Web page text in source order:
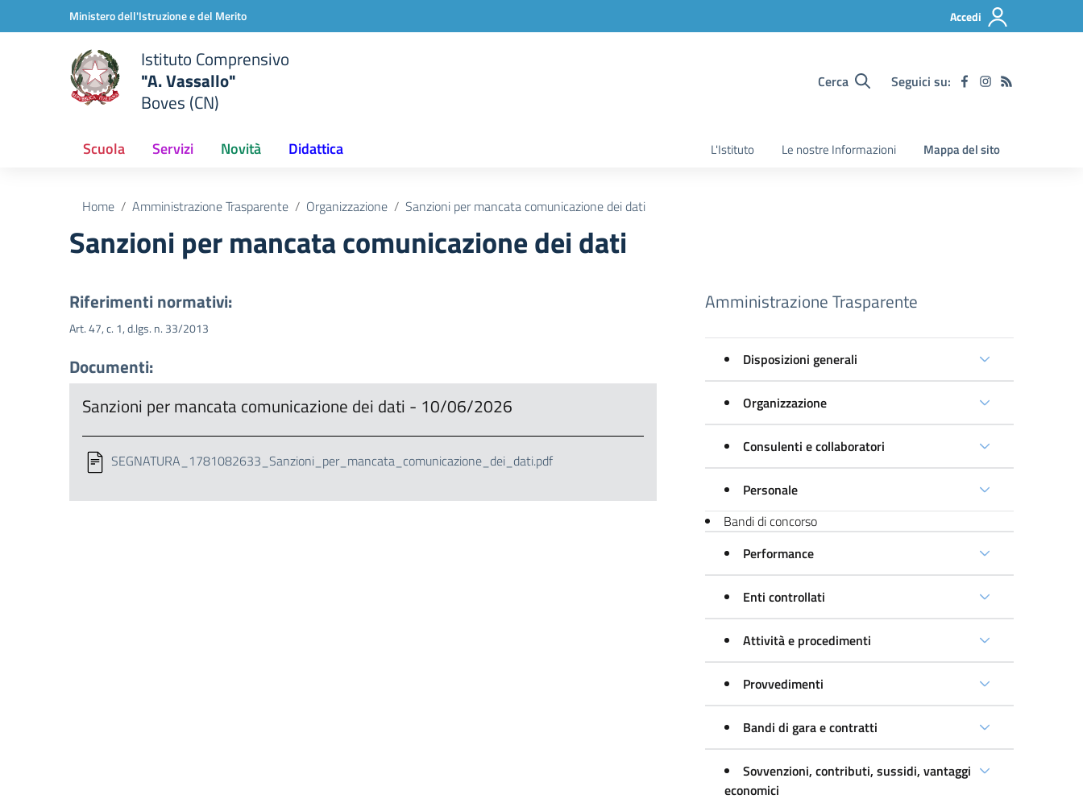
Vai ai contenuti
Vai al menu di navigazioneMinistero dell'Istruzione e del Merito Accedi
Istituto Comprensivo
"A. Vassallo"
Boves (CN)
Cerca Seguici su:
Scuola Servizi Novità Didattica L'Istituto Le nostre Informazioni Mappa del sito
Home Amministrazione Trasparente Organizzazione Sanzioni per mancata comunicazione dei dati
Sanzioni per mancata comunicazione dei dati
Riferimenti normativi:
Art. 47, c. 1, d.lgs. n. 33/2013
Documenti:
Sanzioni per mancata comunicazione dei dati - 10/06/2026
SEGNATURA_1781082633_Sanzioni_per_mancata_comunicazione_dei_dati.pdf
Amministrazione Trasparente
Disposizioni generali
Organizzazione
Consulenti e collaboratori
Personale
Bandi di concorso
Performance
Enti controllati
Attività e procedimenti
Provvedimenti
Bandi di gara e contratti
Sovvenzioni, contributi, sussidi, vantaggi
economici